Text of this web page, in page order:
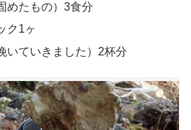
めたもの）3食分
ク1ヶ
いていきました）2杯分